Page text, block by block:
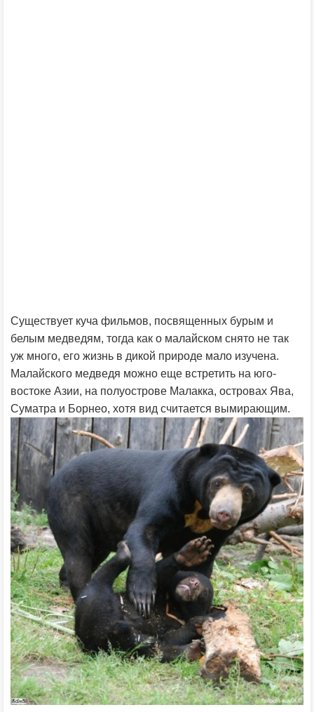
Существует куча фильмов, посвященных бурым и
белым медведям, тогда как о малайском снято не так
уж много, его жизнь в дикой природе мало изучена.
Малайского медведя можно еще встретить на юго-
востоке Азии, на полуострове Малакка, островах Ява,
Суматра и Борнео, хотя вид считается вымирающим.